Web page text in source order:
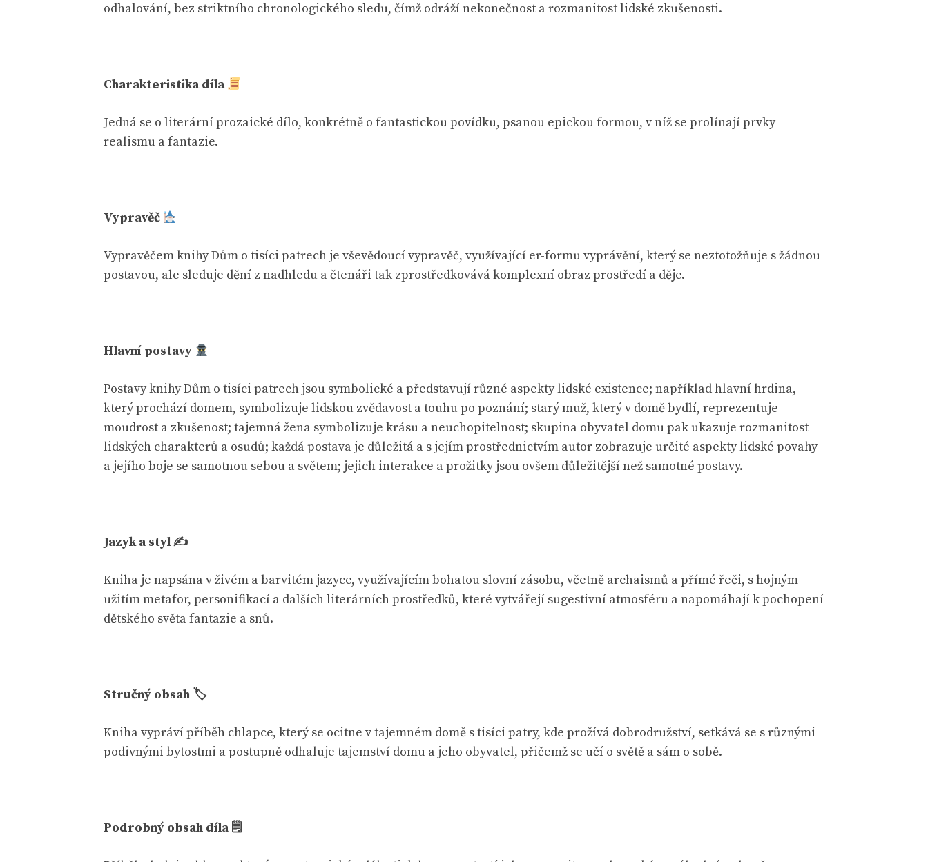
odhalování, bez striktního chronologického sledu, čímž odráží nekonečnost a rozmanitost lidské zkušenosti.
Charakteristika díla
Jedná se o literární prozaické dílo, konkrétně o fantastickou povídku, psanou epickou formou, v níž se prolínají prvky
realismu a fantazie.
Vypravěč
Vypravěčem knihy Dům o tisíci patrech je vševědoucí vypravěč, využívající er-formu vyprávění, který se neztotožňuje s žádnou
postavou, ale sleduje dění z nadhledu a čtenáři tak zprostředkovává komplexní obraz prostředí a děje.
Hlavní postavy
Postavy knihy Dům o tisíci patrech jsou symbolické a představují různé aspekty lidské existence; například hlavní hrdina,
který prochází domem, symbolizuje lidskou zvědavost a touhu po poznání; starý muž, který v domě bydlí, reprezentuje
moudrost a zkušenost; tajemná žena symbolizuje krásu a neuchopitelnost; skupina obyvatel domu pak ukazuje rozmanitost
lidských charakterů a osudů; každá postava je důležitá a s jejím prostřednictvím autor zobrazuje určité aspekty lidské povahy
a jejího boje se samotnou sebou a světem; jejich interakce a prožitky jsou ovšem důležitější než samotné postavy.
Jazyk a styl ✍️
Kniha je napsána v živém a barvitém jazyce, využívajícím bohatou slovní zásobu, včetně archaismů a přímé řeči, s hojným
užitím metafor, personifikací a dalších literárních prostředků, které vytvářejí sugestivní atmosféru a napomáhají k pochopení
dětského světa fantazie a snů.
Stručný obsah 🏷
Kniha vypráví příběh chlapce, který se ocitne v tajemném domě s tisíci patry, kde prožívá dobrodružství, setkává se s různými
podivnými bytostmi a postupně odhaluje tajemství domu a jeho obyvatel, přičemž se učí o světě a sám o sobě.
Podrobný obsah díla 🗒